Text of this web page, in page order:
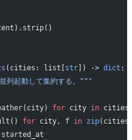
(cities: list[ str]) -> dict :
列起動して集約する。"""
for city in
for city, f in zip
started_at